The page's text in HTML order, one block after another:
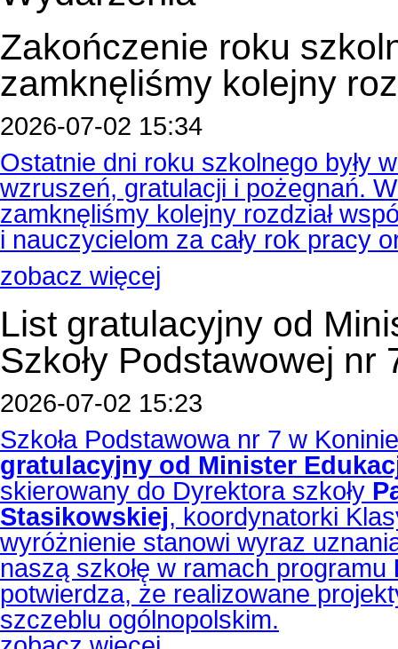
Zakończenie roku
zamknęliśmy kolejny
2026-07-02 15:34
Ostatnie dni roku szkolnego były
wzruszeń, gratulacji i pożegnań.
zamknęliśmy kolejny rozdział
i nauczycielom za cały rok pracy
zobacz więcej
List gratulacyjny od
Szkoły Podstawowej nr
2026-07-02 15:23
Szkoła Podstawowa nr 7 w
gratulacyjny od Minister
skierowany do Dyrektora szkoły
Stasikowskiej, koordynatorki
wyróżnienie stanowi wyraz
naszą szkołę w ramach programu
potwierdza, że realizowane
szczeblu ogólnopolskim.